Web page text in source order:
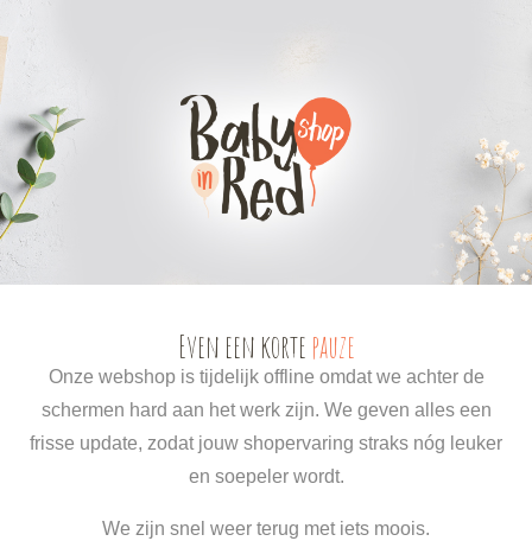
Even een korte pauze
Onze webshop is tijdelijk offline omdat we achter de
schermen hard aan het werk zijn. We geven alles een
frisse update, zodat jouw shopervaring straks nóg leuker
en soepeler wordt.
We zijn snel weer terug met iets moois.